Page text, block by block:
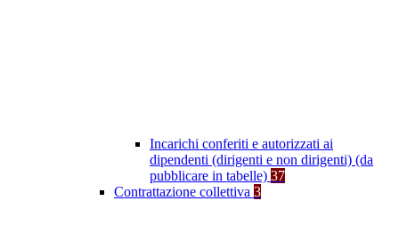
Incarichi conferiti e autorizzati ai
dipendenti (dirigenti e non dirigenti) (da
pubblicare in tabelle) 37
Contrattazione collettiva 3